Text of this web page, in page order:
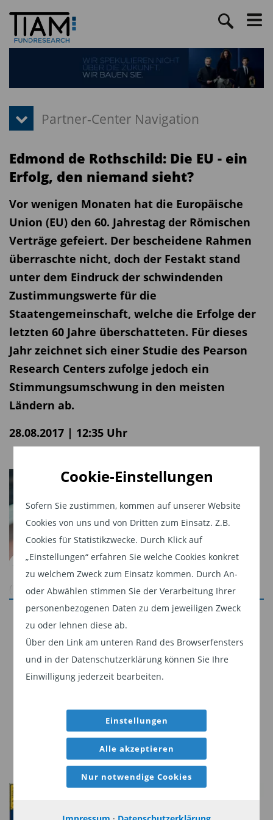
Cookie-Einstellungen
Sofern Sie zustimmen, kommen auf unserer Website
Cookies von uns und von Dritten zum Einsatz. Z.B.
Cookies für Statistikzwecke. Durch Klick auf
„Einstellungen“ erfahren Sie welche Cookies konkret
zu welchem Zweck zum Einsatz kommen. Durch An-
oder Abwählen stimmen Sie der Verarbeitung Ihrer
personenbezogenen Daten zu dem jeweiligen Zweck
zu oder lehnen diese ab.
Über den Link am unteren Rand des Browserfensters
und in der Datenschutzerklärung können Sie Ihre
Einwilligung jederzeit bearbeiten.
Einstellungen
Alle akzeptieren
Nur notwendige Cookies
Edmond de Rothschild: Die EU - ein
Erfolg, den niemand sieht?
Vor wenigen Monaten hat die Europäische
Union (EU) den 60. Jahrestag der Römischen
Verträge gefeiert. Der bescheidene Rahmen
überraschte nicht, doch der Festakt stand
unter dem Eindruck der schwindenden
Zustimmungswerte für die
Staatengemeinschaft, welche die Erfolge der
letzten 60 Jahre überschatteten. Für dieses
Jahr zeichnet sich einer Studie des Pearson
Research Centers zufolge jedoch ein
Stimmungsumschwung in den meisten
Ländern ab.
28.08.2017 | 12:35 Uhr
(Foto: Philippe Uzan, Chief Investment Officer bei
Edmond de Rothschild Asset Management)
Laut Philippe Uzan, Chief Investment Officer bei
Edmond de Rothschild Asset Management, hat
die Eurokrise zahlreiche Euroskeptiker auf den
„Vom unvermeidlichen Ende des europäischen
Projektes war die Rede, vom Auseinanderbrechen
der Währungsunion und der EU selbst. Die Union
hat sich aber als stabiler erwiesen als von vielen
erwartet und wirkt heute selbst wie ein Anker der
Stabilität“, erklärt Uzan in seiner aktuellen
Jetzt weiterlesen
Dieser Inhalt ist für professionelle Anleger
bestimmt. Mit Klick auf "Weiter" bestätigen
Sie, dass Sie ein professioneller Anleger sind
zu.
Weiter